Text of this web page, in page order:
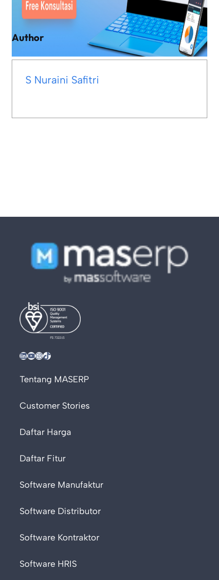
Author
S Nuraini Safitri
LinkedIn YouTube InstagramTikTok
Tentang MASERP
Customer Stories
Daftar Harga
Daftar Fitur
Software Manufaktur
Software Distributor
Software Kontraktor
Software HRIS